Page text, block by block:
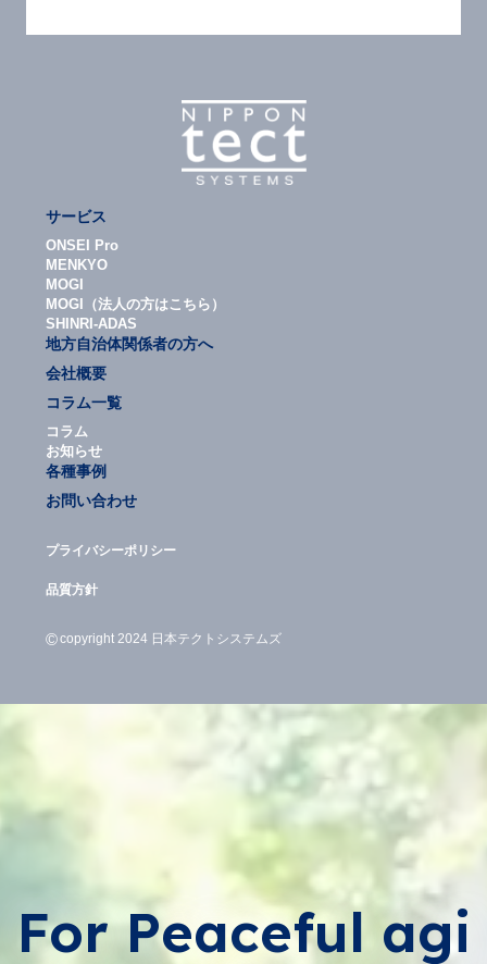
サービス
ONSEI Pro
MENKYO
MOGI
MOGI（法人の方はこちら）
SHINRI-ADAS
地方自治体関係者の方へ
会社概要
コラム一覧
コラム
お知らせ
各種事例
お問い合わせ
プライバシーポリシー
品質方針
©copyright 2024 日本テクトシステムズ
For Peaceful agi